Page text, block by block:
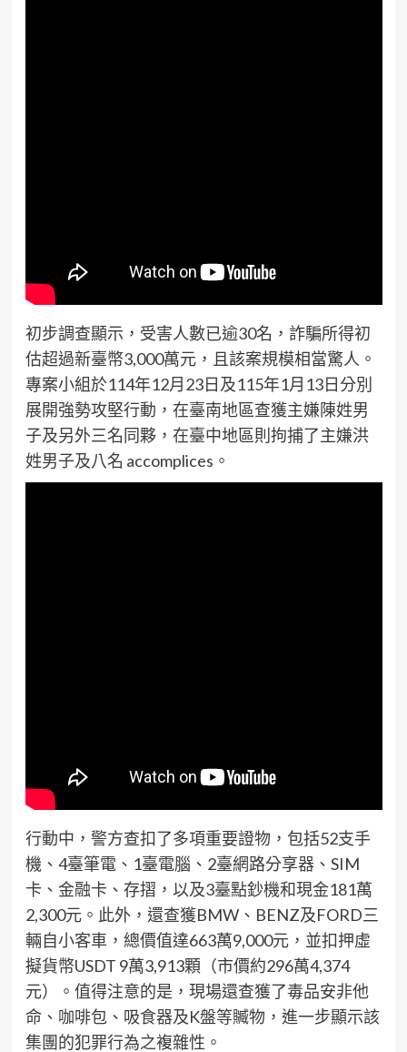
初步調查顯示，受害人數已逾30名，詐騙所得初
估超過新臺幣3,000萬元，且該案規模相當驚人。
專案小組於114年12月23日及115年1月13日分別
展開強勢攻堅行動，在臺南地區查獲主嫌陳姓男
子及另外三名同夥，在臺中地區則拘捕了主嫌洪
姓男子及八名 accomplices。
行動中，警方查扣了多項重要證物，包括52支手
機、4臺筆電、1臺電腦、2臺網路分享器、SIM
卡、金融卡、存摺，以及3臺點鈔機和現金181萬
2,300元。此外，還查獲BMW、BENZ及FORD三
輛自小客車，總價值達663萬9,000元，並扣押虛
擬貨幣USDT 9萬3,913顆（市價約296萬4,374
元）。值得注意的是，現場還查獲了毒品安非他
命、咖啡包、吸食器及K盤等贓物，進一步顯示該
集團的犯罪行為之複雜性。